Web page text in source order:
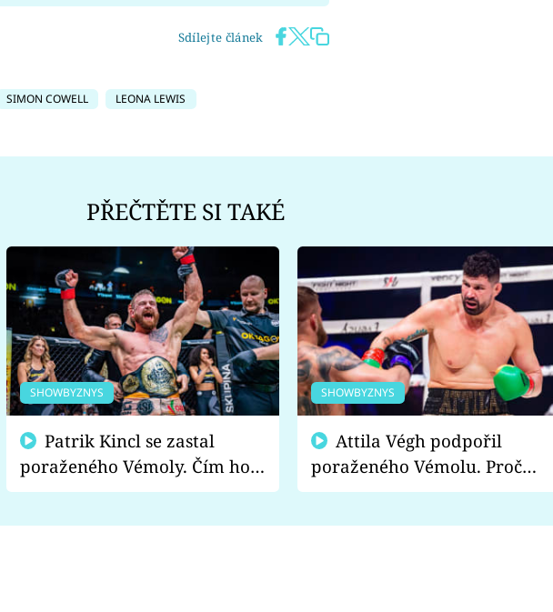
Sdílejte článek
SIMON COWELL LEONA LEWIS
PŘEČTĚTE SI TAKÉ
SHOWBYZNYS
poraženého Vémoly. Čím ho
fanoušci naštvali?
SHOWBYZNYS
poraženého Vémolu. Proč
chce raději zápasit s ním než